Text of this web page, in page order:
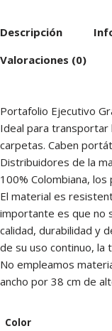
Descripción
Valoraciones (0)
Portafolio Ejecutivo
Ideal para
carpetas. Caben
Distribuidores de la
100% Colombiana,
El material es
importante es que no
calidad, durabilidad y
de su uso continuo, la
No empleamos
ancho por 38 cm de
Color